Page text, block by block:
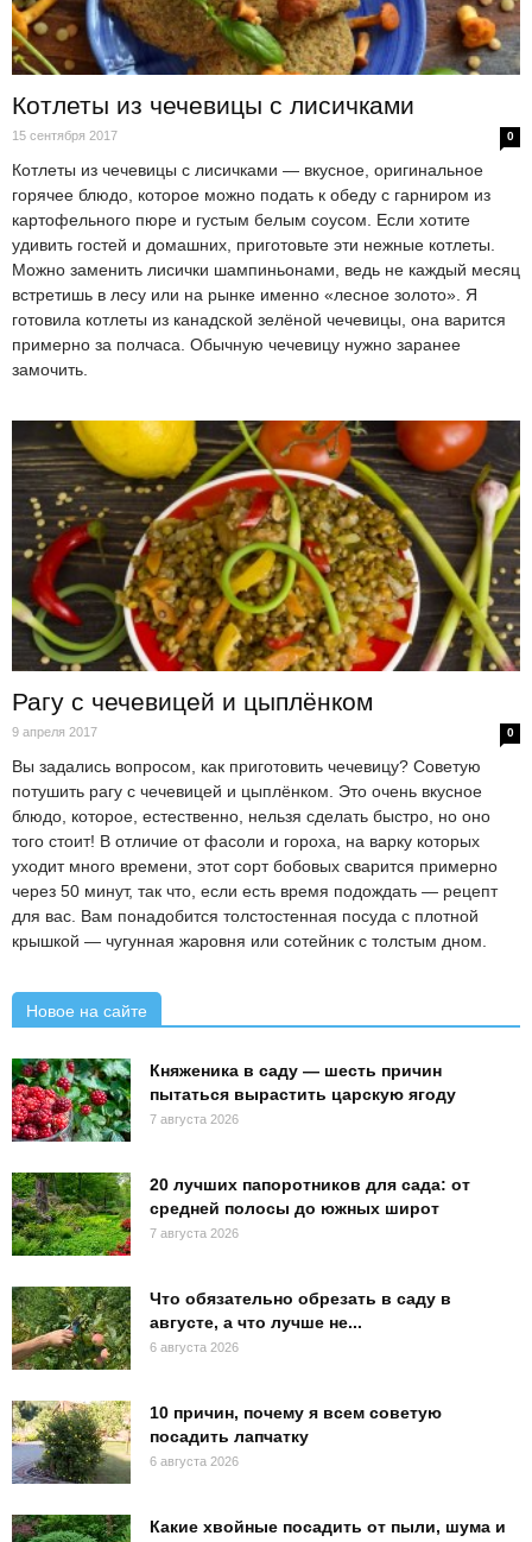
Котлеты из чечевицы с лисичками
15 сентября 2017 0
Котлеты из чечевицы с лисичками — вкусное, оригинальное
горячее блюдо, которое можно подать к обеду с гарниром из
картофельного пюре и густым белым соусом. Если хотите
удивить гостей и домашних, приготовьте эти нежные котлеты.
Можно заменить лисички шампиньонами, ведь не каждый месяц
встретишь в лесу или на рынке именно «лесное золото». Я
готовила котлеты из канадской зелёной чечевицы, она варится
примерно за полчаса. Обычную чечевицу нужно заранее
замочить.
Рагу с чечевицей и цыплёнком
9 апреля 2017 0
Вы задались вопросом, как приготовить чечевицу? Советую
потушить рагу с чечевицей и цыплёнком. Это очень вкусное
блюдо, которое, естественно, нельзя сделать быстро, но оно
того стоит! В отличие от фасоли и гороха, на варку которых
уходит много времени, этот сорт бобовых сварится примерно
через 50 минут, так что, если есть время подождать — рецепт
для вас. Вам понадобится толстостенная посуда с плотной
крышкой — чугунная жаровня или сотейник с толстым дном.
Новое на сайте
Княженика в саду — шесть причин
пытаться вырастить царскую ягоду
7 августа 2026
20 лучших папоротников для сада: от
средней полосы до южных широт
7 августа 2026
Что обязательно обрезать в саду в
августе, а что лучше не...
6 августа 2026
10 причин, почему я всем советую
посадить лапчатку
6 августа 2026
Какие хвойные посадить от пыли, шума и